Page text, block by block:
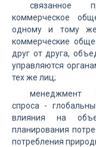
связанное
коммерческое
одному и тому
коммерческие
друг от друга,
управляются
тех же лиц;
менеджмент
спроса -
влияния на
планирования
потребления